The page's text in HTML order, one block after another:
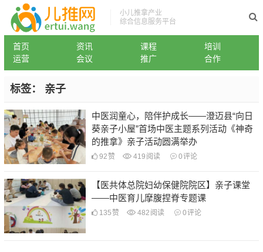
小儿推拿产业
综合信息服务平台
首页 资讯 课程
培训
运营
会议 推广 合作
标签： 亲子
中医润童心，陪伴护成长——澄迈县“向日
葵亲子小屋”首场中医主题系列活动《神奇
的推拿》亲子活动圆满举办
92 赞 419 阅读 0评论
【医共体总院妇幼保健院院区】亲子课堂
——中医育儿摩腹捏脊专题课
135 赞 482 阅读 0评论